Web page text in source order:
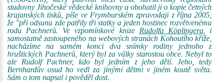
studovny Jihočeské vědecké knihovny a obohatil ji o kopie četných
krajanských tisků, píše ve Frymburském zpravodaji z října 2005,
že "při odsunu zde patřily tři statky a jeden hostinec rozvětvenému
rodu Pachnerů. Ve vzpomínkové knize Rudolfa Köplingera, i
samostatně zastoupeného na webových stranách Kohoutího kříže,
nacházíme na samém konci dva snímky rodiny jednoho z
hruštických Pachnerů, který byl za války starostou obce. Nebyl to
ale Rudolf Pachner, kdo byl jedním z jeho dětí. Jeho, tedy
Bernhardův osud ho vedl za jinými dětmi v jiném koutě světa.
Sám o tom napsal i pověděl dost.